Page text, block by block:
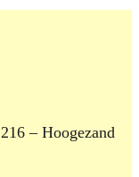
– Hoogezand